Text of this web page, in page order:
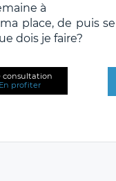
à
place, de puis
dois je faire?
consultation
En profiter